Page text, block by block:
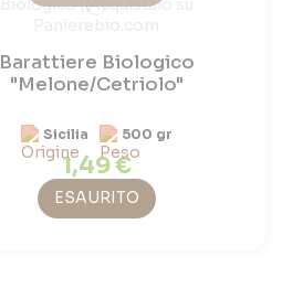
Barattiere Biologico
"Melone/Cetriolo"
Sicilia 500 gr
1,49 €
ESAURITO